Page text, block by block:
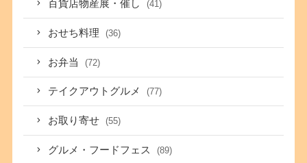
百貨店物産展・催し (41)
おせち料理 (36)
お弁当 (72)
テイクアウトグルメ (77)
お取り寄せ (55)
グルメ・フードフェス (89)